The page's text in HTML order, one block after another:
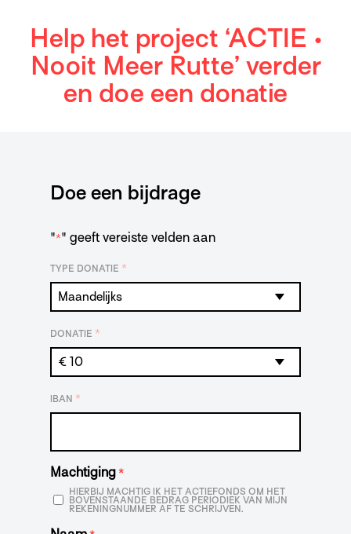
Help het project ‘ACTIE •
Nooit Meer Rutte’ verder
en doe een donatie
Doe een bijdrage
"*" geeft vereiste velden aan
TYPE DONATIE *
DONATIE *
IBAN *
Machtiging *
HIERBIJ MACHTIG IK HET ACTIEFONDS OM HET
BOVENSTAANDE BEDRAG PERIODIEK VAN MIJN
REKENINGNUMMER AF TE SCHRIJVEN.